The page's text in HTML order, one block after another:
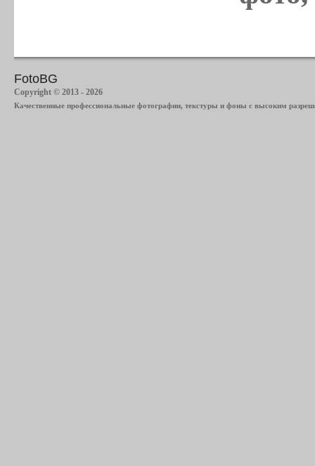
FotoBG
Copyright © 2013 - 2026
Качественные профессиональные фотографии, текстуры и фоны с высоким